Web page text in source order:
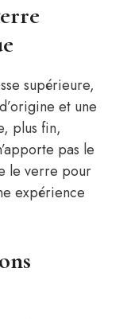
supérieure,
d’origine et une
plus fin,
pas le
le verre pour
expérience